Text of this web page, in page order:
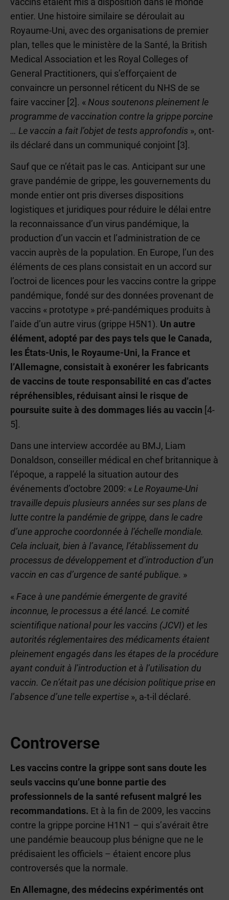
entier. Une histoire similaire se déroulait au
Royaume-Uni, avec des organisations de premier
plan, telles que le ministère de la Santé, la British
Medical Association et les Royal Colleges of
General Practitioners, qui s’efforçaient de
convaincre un personnel réticent du NHS de se
faire vacciner [2]. « Nous soutenons pleinement le
programme de vaccination contre la grippe porcine
… Le vaccin a fait l’objet de tests approfondis », ont-
ils déclaré dans un communiqué conjoint [3].
Sauf que ce n’était pas le cas. Anticipant sur une
grave pandémie de grippe, les gouvernements du
monde entier ont pris diverses dispositions
logistiques et juridiques pour réduire le délai entre
la reconnaissance d’un virus pandémique, la
production d’un vaccin et l’administration de ce
vaccin auprès de la population. En Europe, l’un des
éléments de ces plans consistait en un accord sur
l’octroi de licences pour les vaccins contre la grippe
pandémique, fondé sur des données provenant de
vaccins « prototype » pré-pandémiques produits à
l’aide d’un autre virus (grippe H5N1). Un autre
élément, adopté par des pays tels que le Canada,
les États-Unis, le Royaume-Uni, la France et
l’Allemagne, consistait à exonérer les fabricants
de vaccins de toute responsabilité en cas d’actes
répréhensibles, réduisant ainsi le risque de
poursuite suite à des dommages liés au vaccin [4-
5].
Dans une interview accordée au BMJ, Liam
Donaldson, conseiller médical en chef britannique à
l’époque, a rappelé la situation autour des
événements d’octobre 2009: « Le Royaume-Uni
travaille depuis plusieurs années sur ses plans de
lutte contre la pandémie de grippe, dans le cadre
d’une approche coordonnée à l’échelle mondiale.
Cela incluait, bien à l’avance, l’établissement du
processus de développement et d’introduction d’un
vaccin en cas d’urgence de santé publique. »
« Face à une pandémie émergente de gravité
inconnue, le processus a été lancé. Le comité
scientifique national pour les vaccins (JCVI) et les
autorités réglementaires des médicaments étaient
pleinement engagés dans les étapes de la procédure
ayant conduit à l’introduction et à l’utilisation du
vaccin. Ce n’était pas une décision politique prise en
l’absence d’une telle expertise », a-t-il déclaré.
Controverse
Les vaccins contre la grippe sont sans doute les
seuls vaccins qu’une bonne partie des
professionnels de la santé refusent malgré les
recommandations. Et à la fin de 2009, les vaccins
contre la grippe porcine H1N1 – qui s’avérait être
une pandémie beaucoup plus bénigne que ne le
prédisaient les officiels – étaient encore plus
controversés que la normale.
En Allemagne, des médecins expérimentés ont